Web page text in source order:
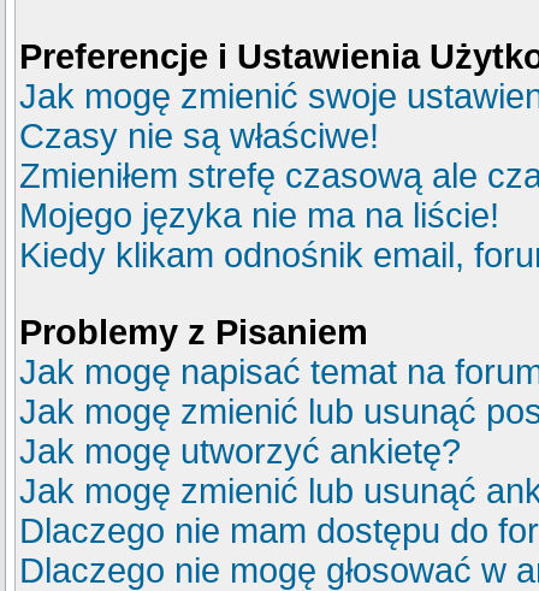
Preferencje i Ustawienia
Jak mogę zmienić swoje
Czasy nie są właściwe!
Zmieniłem strefę czasową ale
Mojego języka nie ma na liście!
Kiedy klikam odnośnik email,
Problemy z Pisaniem
Jak mogę napisać temat na
Jak mogę zmienić lub usunąć
Jak mogę utworzyć ankietę?
Jak mogę zmienić lub usunąć
Dlaczego nie mam dostępu do
Dlaczego nie mogę głosować w